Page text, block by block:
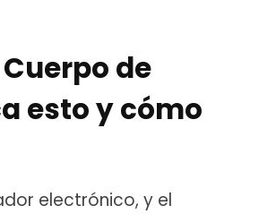
de
esto y cómo
electrónico, y el